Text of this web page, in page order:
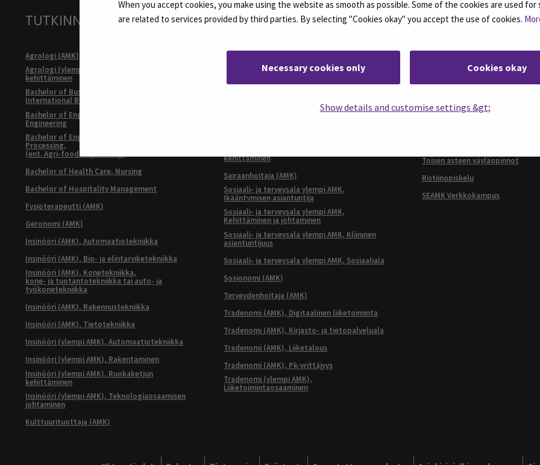
When you accept cookies, you make using the website as smooth as possible. Some of the cookies are used
are related to services provided by third parties. By selecting "Cookies okay" you accept the use of cookies.
Necessary cookies only Cookies okay
Show details and customise settings &gt;
TUTKINNOT
Agrologi (AMK)
Agrologi (ylempi AMK), Maatalousyrityksen
kehittäminen
Bachelor of Business Administration,
International Business
Bachelor of Engineering, Automation
Engineering
Bachelor of Engineering, Sustainable Food
Processing,
(ent. Agri-food Engineering)
Bachelor of Health Care, Nursing
Bachelor of Hospitality Management
Fysioterapeutti (AMK)
Geronomi (AMK)
Insinööri (AMK), Automaatiotekniikka
Insinööri (AMK), Bio- ja elintarviketekniikka
Insinööri (AMK), Konetekniikka,
kone- ja tuotantotekniikka tai auto- ja
työkonetekniikka
Insinööri (AMK), Rakennustekniikka
Insinööri (AMK), Tietotekniikka
Insinööri (ylempi AMK), Automaatiotekniikka
Insinööri (ylempi AMK), Rakentaminen
Insinööri (ylempi AMK), Ruokaketjun
kehittäminen
Insinööri (ylempi AMK), Teknologiaosaamisen
johtaminen
Kulttuurituottaja (AMK)
Master of Business Administration,
kehittäminen
Sairaanhoitaja (AMK)
Sosiaali- ja terveysala ylempi AMK,
Ikääntymisen asiantuntija
Sosiaali- ja terveysala ylempi AMK,
Kehittäminen ja johtaminen
Sosiaali- ja terveysala ylempi AMK, Kliininen
asiantuntijuus
Sosiaali- ja terveysala ylempi AMK, Sosiaaliala
Sosionomi (AMK)
Terveydenhoitaja (AMK)
Tradenomi (AMK), Digitaalinen liiketoiminta
Tradenomi (AMK), Kirjasto- ja tietopalveluala
Tradenomi (AMK), Liiketalous
Tradenomi (AMK), Pk-yrittäjyys
Tradenomi (ylempi AMK),
Liiketoimintaosaaminen
KOULUTUKSET
Ylemmät AMK-tutkinnot
Avoin AMK
Toisen asteen väyläopinnot
Ristiinopiskelu
SEAMK Verkkokampus